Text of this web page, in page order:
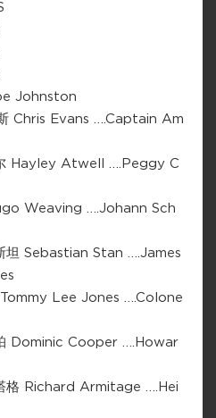
Johnston
Evans ….Captain Am
Atwell ….Peggy C
….Johann Sch
Stan ….James
Lee Jones ….Colone
Cooper ….Howar
Armitage ….Hei